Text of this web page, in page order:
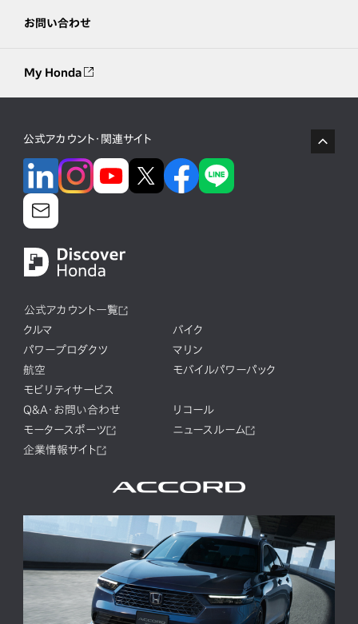
お問い合わせ
My Honda
公式アカウント・関連サイト
公式アカウント一覧
クルマ
バイク
パワープロダクツ
マリン
航空
モバイルパワーパック
モビリティサービス
Q&A・お問い合わせ
リコール
モータースポーツ
ニュースルーム
企業情報サイト